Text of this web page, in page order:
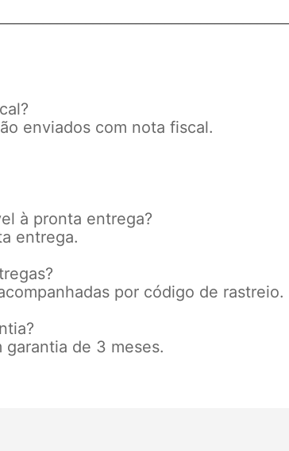
enviados com nota fiscal.
à pronta entrega?
entrega.
por código de rastreio.
garantia de 3 meses.